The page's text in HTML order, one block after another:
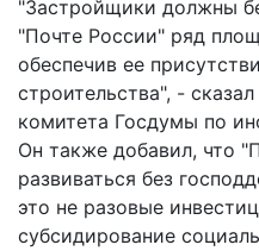
"Застройщики должны
"Почте России" ряд
обеспечив ее
строительства", -
комитета Госдумы по
Он также добавил, что
развиваться без
это не разовые
субсидирование